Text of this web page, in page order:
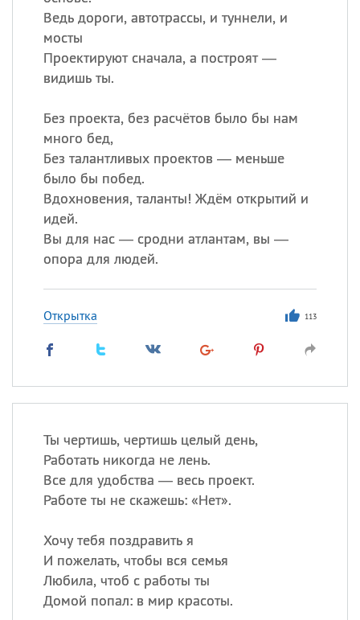
Ведь дороги, автотрассы, и туннели, и
мосты
Проектируют сначала, а построят —
видишь ты.
Без проекта, без расчётов было бы нам
много бед,
Без талантливых проектов — меньше
было бы побед.
Вдохновения, таланты! Ждём открытий и
идей.
Вы для нас — сродни атлантам, вы —
опора для людей.
Открытка 113
Ты чертишь, чертишь целый день,
Работать никогда не лень.
Все для удобства — весь проект.
Работе ты не скажешь: «Нет».
Хочу тебя поздравить я
И пожелать, чтобы вся семья
Любила, чтоб с работы ты
Домой попал: в мир красоты.